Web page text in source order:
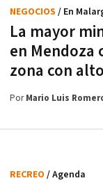
La mayor
en Mendoza
zona con
NEGOCIOS / En
PorMario Luis
RECREO / Agenda